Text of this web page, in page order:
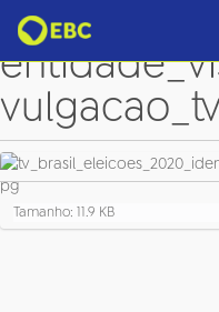
C
l
Tamanho: 11.9 KB